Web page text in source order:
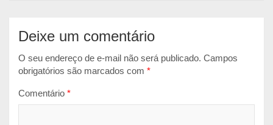
Deixe um comentário
O seu endereço de e-mail não será publicado. Campos
obrigatórios são marcados com *
Comentário *